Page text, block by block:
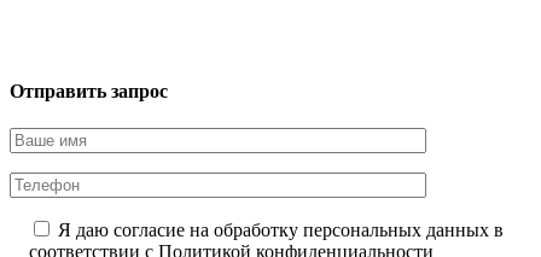
Отправить запрос
Я даю согласие на обработку персональных данных в
соответствии с Политикой конфиденциальности